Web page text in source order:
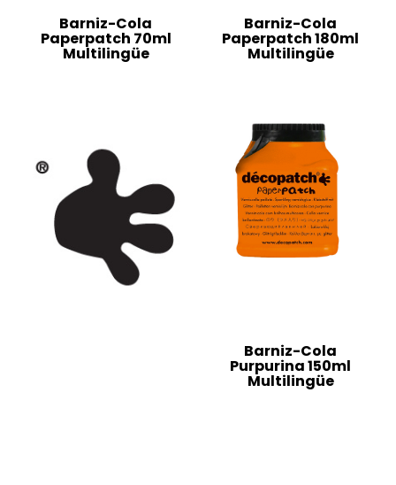
Barniz-Cola
Paperpatch 70ml
Multilingüe
Barniz-Cola
Paperpatch 180ml
Multilingüe
Barniz-Cola
Purpurina 150ml
Multilingüe